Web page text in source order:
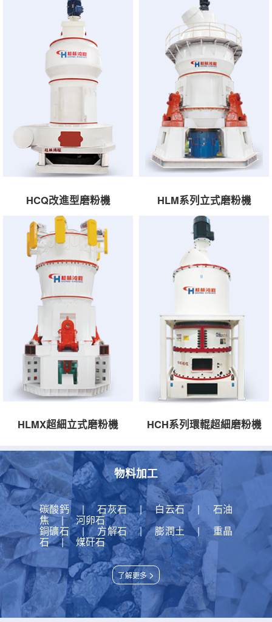
HCQ改進型磨粉機 HLM系列立式磨粉機
HLMX超細立式磨粉機 HCH系列環輥超細磨粉機
物料加工
碳酸鈣|石灰石|白云石| 石油
焦|河卵石
銅礦石|方解石|膨潤土 |重晶
石|煤矸石
了解更多 >